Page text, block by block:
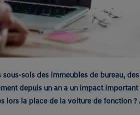
sols des immeubles de bureau,
depuis un an a un impact
lors la place de la voiture de fonction